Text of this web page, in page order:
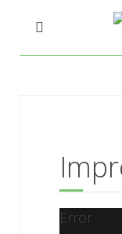
Error